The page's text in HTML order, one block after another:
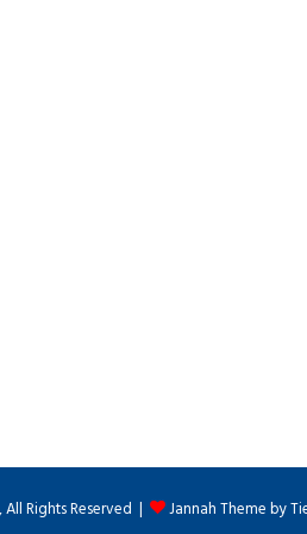
Rights Reserved | Jannah Theme by